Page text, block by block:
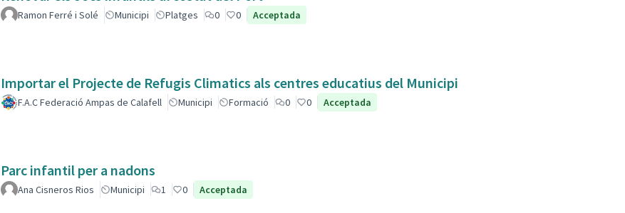
Ramon Ferré i Solé Municipi Platges 0 0 Acceptada
Importar el Projecte de Refugis Climatics als centres educatius del Municipi
F.A.C Federació Ampas de Calafell Municipi Formació 0 0 Acceptada
Parc infantil per a nadons
Ana Cisneros Rios Municipi 1 0 Acceptada